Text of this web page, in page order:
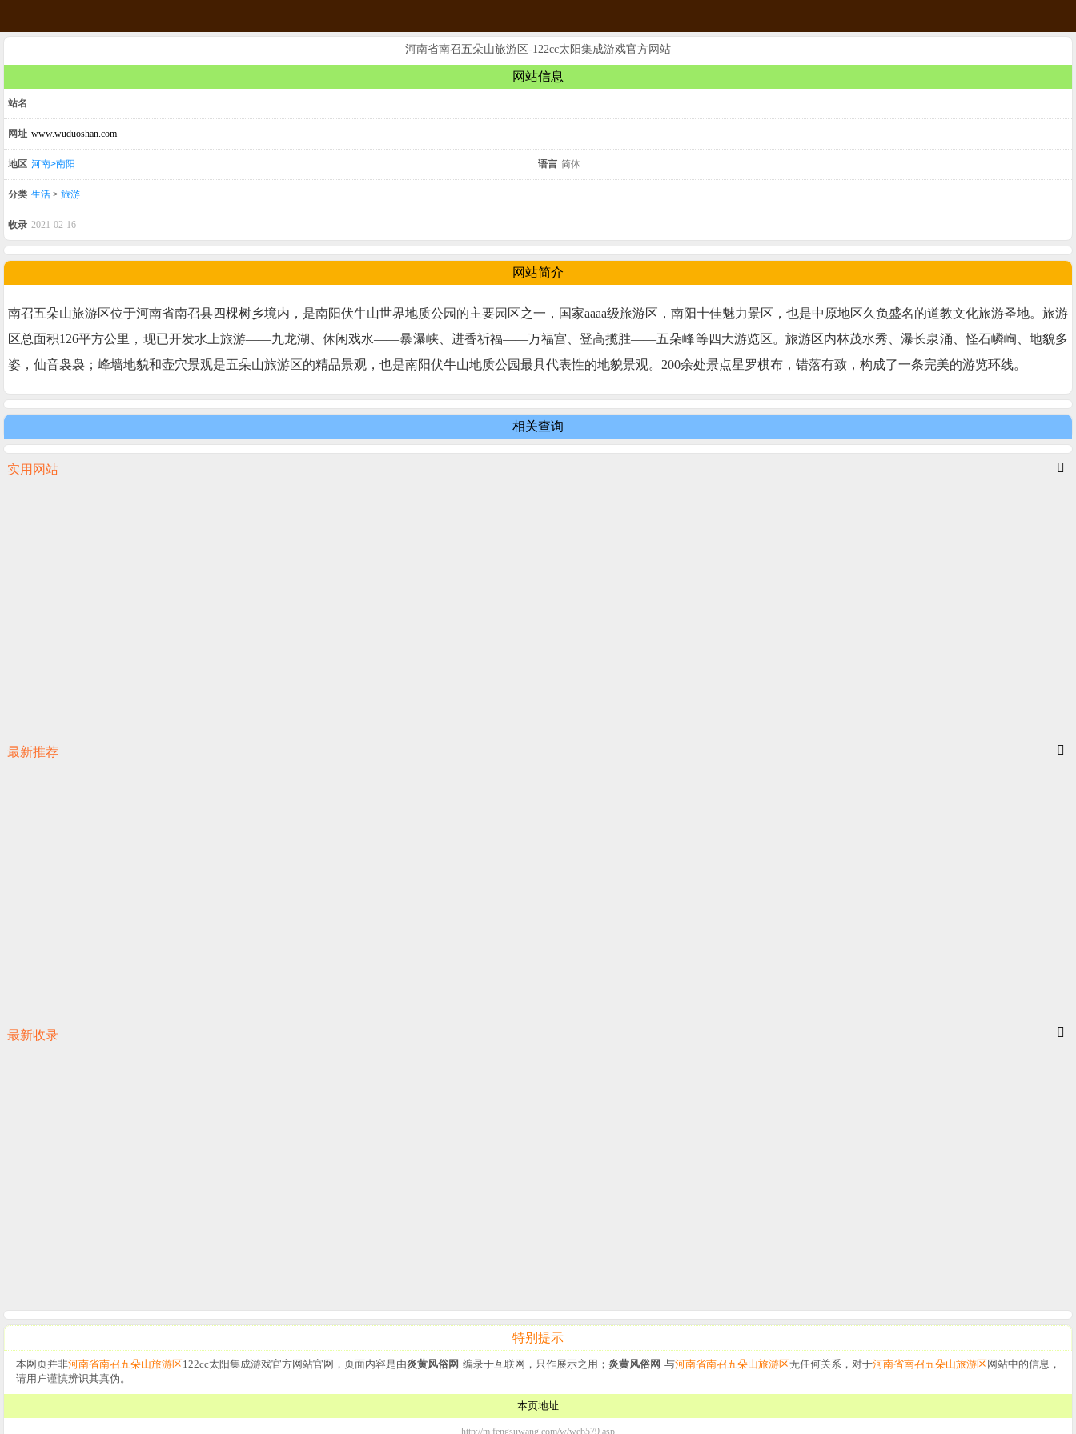
河南省南召五朵山旅游区-122cc太阳集成游戏官方网站
网站信息
站名
网址 www.wuduoshan.com
地区 河南>南阳 语言 简体
分类 生活 > 旅游
收录 2021-02-16
网站简介
南召五朵山旅游区位于河南省南召县四棵树乡境内，是南阳伏牛山世界地质公园的主要园区之一，国家aaaa级旅游区，南阳十佳魅力景区，也是中原地区久负盛名的道教文化旅游圣地。旅游
区总面积126平方公里，现已开发水上旅游——九龙湖、休闲戏水——暴瀑峡、进香祈福——万福宫、登高揽胜——五朵峰等四大游览区。旅游区内林茂水秀、瀑长泉涌、怪石嶙峋、地貌多
姿，仙音袅袅；峰墙地貌和壶穴景观是五朵山旅游区的精品景观，也是南阳伏牛山地质公园最具代表性的地貌景观。200余处景点星罗棋布，错落有致，构成了一条完美的游览环线。
相关查询
实用网站
最新推荐
最新收录
特别提示
本网页并非河南省南召五朵山旅游区122cc太阳集成游戏官方网站官网，页面内容是由炎黄风俗网 编录于互联网，只作展示之用； 炎黄风俗网 与河南省南召五朵山旅游区无任何关系，对于河南省南召五朵山旅游区网站中的信息，
请用户谨慎辨识其真伪。
本页地址
http://m.fengsuwang.com/w/web579.asp